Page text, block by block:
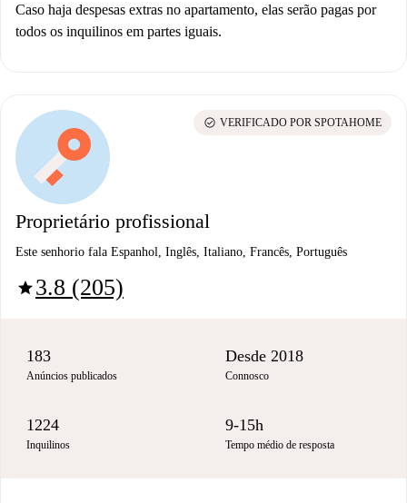
Caso haja despesas extras no apartamento, elas serão pagas por
todos os inquilinos em partes iguais.
Proprietário profissional
Este senhorio fala Espanhol, Inglês, Italiano, Francês, Português
star3.8 (205)
check_circle VERIFICADO POR SPOTAHOME
183
Anúncios publicados
Desde 2018
Connosco
1224
Inquilinos
9-15h
Tempo médio de resposta